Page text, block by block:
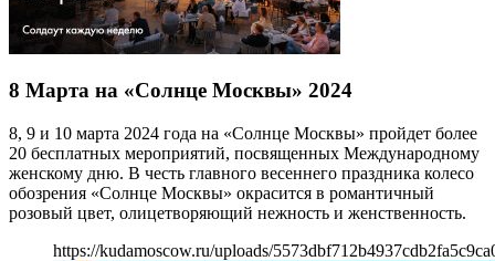
8 Марта на «Солнце Москвы» 2024
8, 9 и 10 марта 2024 года на «Солнце Москвы» пройдет более
20 бесплатных мероприятий, посвященных Международному
женскому дню. В честь главного весеннего праздника колесо
обозрения «Солнце Москвы» окрасится в романтичный
розовый цвет, олицетворяющий нежность и женственность.
https://kudamoscow.ru/uploads/